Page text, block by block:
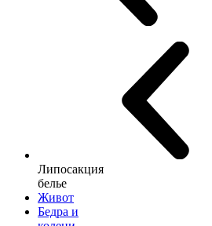
Липосакция
белье
Живот
Бедра и